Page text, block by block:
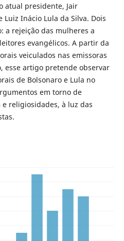
atual presidente, Jair
Inácio Lula da Silva. Dois
a rejeição das mulheres a
evangélicos. A partir da
veiculados nas emissoras
esse artigo pretende observar
de Bolsonaro e Lula no
em torno de
religiosidades, à luz das